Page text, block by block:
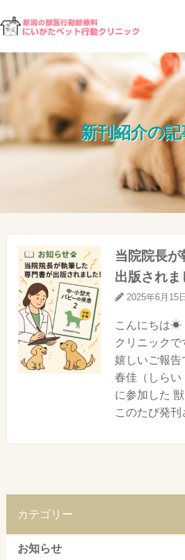
新刊紹介の
当院院長
出版されま
2025年6月15日
こんにちは☀
クリニック
嬉しいご報告
春佳（しらい
に参加した
このたび発
カテゴリー
お知らせ